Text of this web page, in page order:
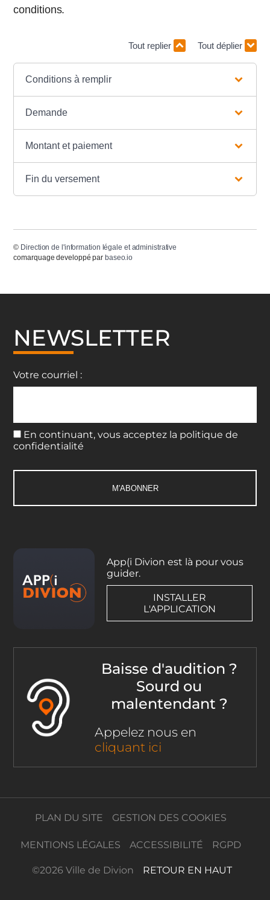
conditions.
Tout replier Tout déplier
Conditions à remplir
Demande
Montant et paiement
Fin du versement
© Direction de l'information légale et administrative
comarquage developpé par baseo.io
NEWSLETTER
Votre courriel :
En continuant, vous acceptez la politique de
confidentialité
App(i Divion est là pour vous
guider.
INSTALLER
L'APPLICATION
Baisse d'audition ?
Sourd ou
malentendant ?
Appelez nous en
cliquant ici
PLAN DU SITE GESTION DES COOKIES
MENTIONS LÉGALES ACCESSIBILITÉ RGPD
©2026 Ville de Divion RETOUR EN HAUT